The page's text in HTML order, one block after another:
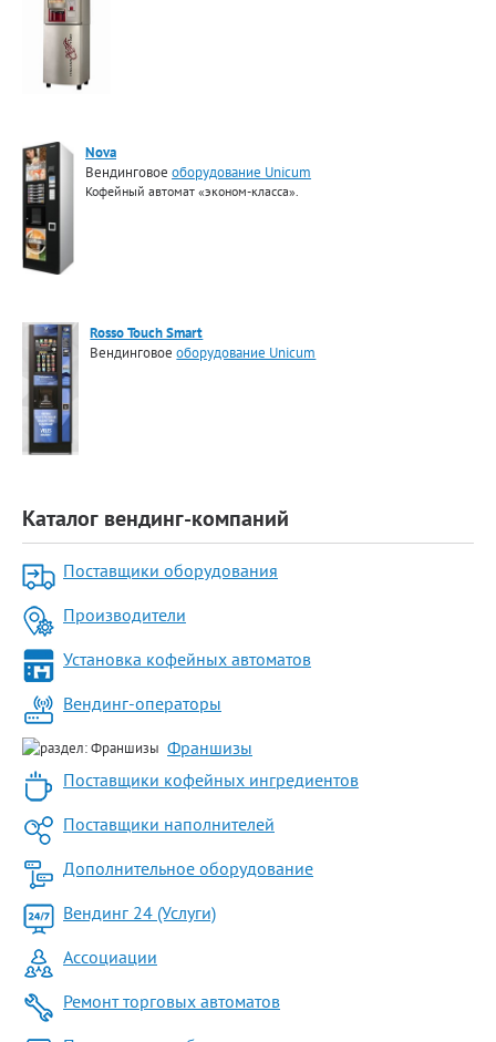
Nova
Вендинговоеоборудование Unicum
Кофейный автомат «эконом-класса».
Rosso Touch Smart
Вендинговоеоборудование Unicum
Каталог вендинг-компаний
Поставщики оборудования
Производители
Установка кофейных автоматов
Вендинг-операторы
Франшизы
Поставщики кофейных ингредиентов
Поставщики наполнителей
Дополнительное оборудование
Вендинг 24 (Услуги)
Ассоциации
Ремонт торговых автоматов